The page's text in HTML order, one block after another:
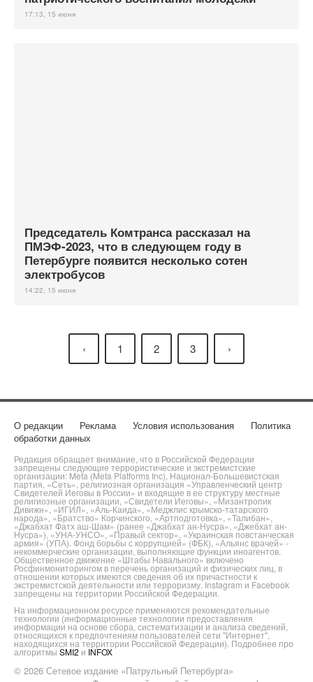
17:13, 15 июня
Председатель Комтранса рассказал на
ПМЭФ-2023, что в следующем году в
Петербурге появится несколько сотен
электробусов
14:22, 15 июня
‹ 1 2 3 ›
О редакции Реклама Условия использования
Политика
обработки данных
Редакция обращает внимание, что в Российской Федерации
запрещены следующие террористические и экстремистские
организации: Meta (Meta Platforms Inc), Национал-Большевистская
партия, «Сеть», религиозная организация «Управленческий центр
Свидетелей Иеговы в России» и входящие в ее структуру местные
религиозные организации, «Свидетели Иеговы», «Мизантропик
Дивижн», «ИГИЛ», «Аль-Каида», «Меджлис крымско-татарского
народа», «Братство» Корчинского, «Артподготовка», «Талибан»,
«Джабхат Фатх аш-Шам» (ранее «Джабхат ан-Нусра», «Джебхат ан-
Нусра»), «УНА-УНСО», «Правый сектор», «Украинская повстанческая
армия» (УПА). Фонд борьбы с коррупцией» (ФБК), «Альянс врачей» -
некоммерческие организации, выполняющие функции иноагентов.
Общественное движение «Штабы Навального» включено
Росфинмониторингом в перечень организаций и физических лиц, в
отношении которых имеются сведения об их причастности к
экстремистской деятельности или терроризму. Instagram и Facebook
запрещены на территории Российской Федерации.
На информационном ресурсе применяются рекомендательные
технологии (информационные технологии предоставления
информации на основе сбора, систематизации и анализа сведений,
относящихся к предпочтениям пользователей сети "Интернет",
находящихся на территории Российской Федерации). Подробнее про
алгоритмы SMI2 и INFOX
© 2026 Сетевое издание «Патрульный Петербурга»